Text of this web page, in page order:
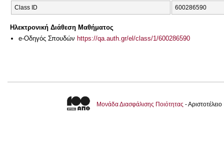
Class ID 600286590
Ηλεκτρονική Διάθεση Μαθήματος
e-Οδηγός Σπουδών https://qa.auth.gr/el/class/1/600286590
Μονάδα Διασφάλισης Ποιότητας -